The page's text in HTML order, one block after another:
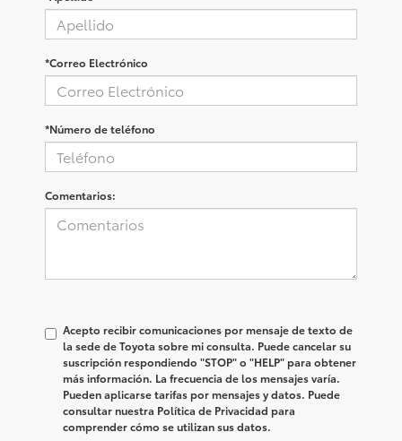
*Correo Electrónico
*Número de teléfono
Comentarios:
Acepto recibir comunicaciones por mensaje de texto de
la sede de Toyota sobre mi consulta. Puede cancelar su
suscripción respondiendo "STOP" o "HELP" para obtener
más información. La frecuencia de los mensajes varía.
Pueden aplicarse tarifas por mensajes y datos. Puede
consultar nuestra Política de Privacidad para
comprender cómo se utilizan sus datos.